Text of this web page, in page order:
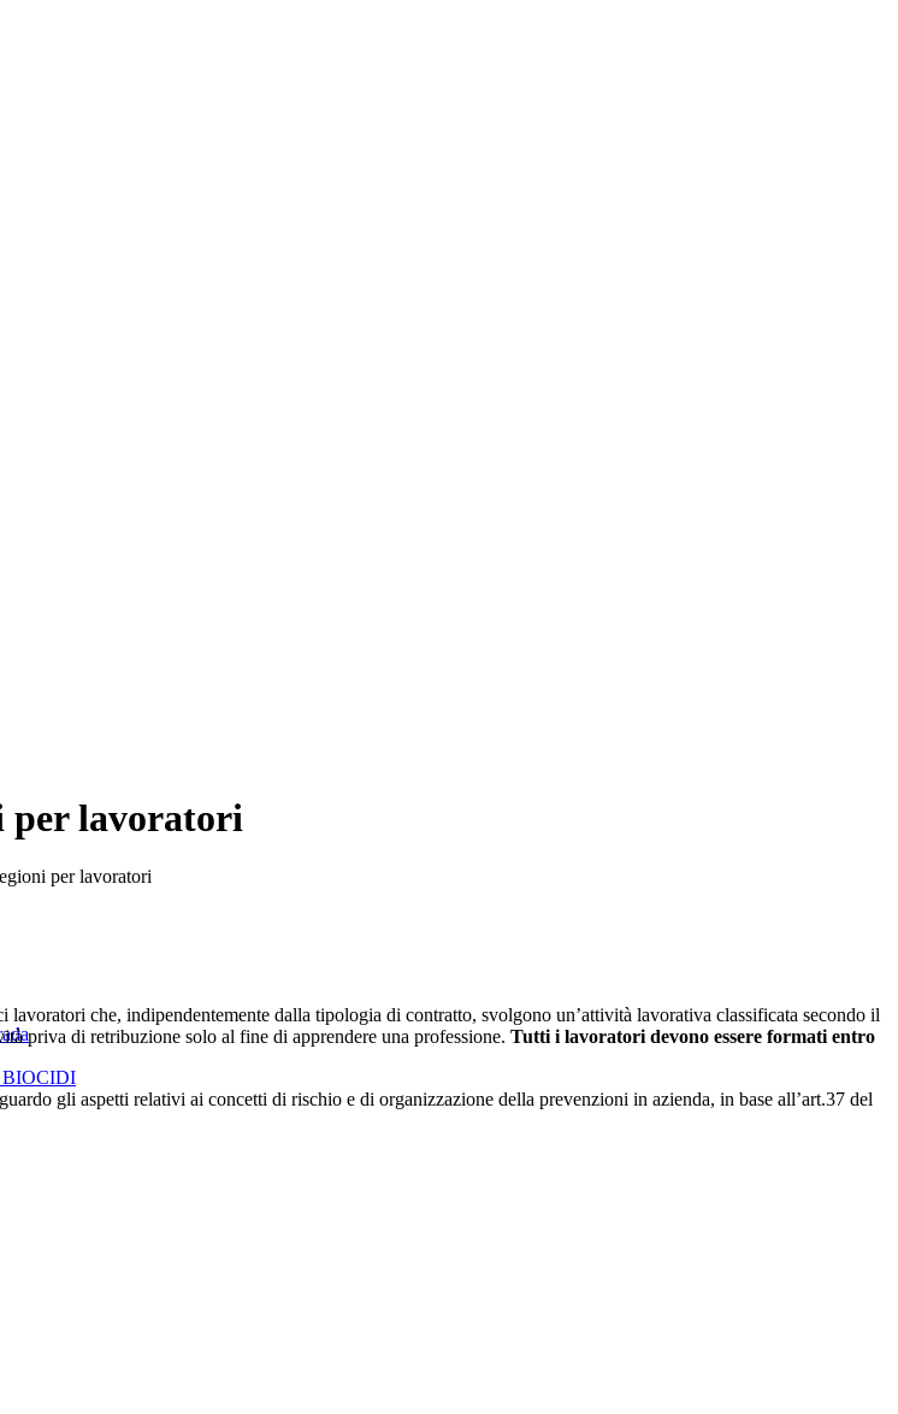
BIOCIDI
per lavoratori
per lavoratori
che, indipendentemente dalla tipologia di contratto, svolgono un’attività lavorativa classificata secondo il
priva di retribuzione solo al fine di apprendere una professione. Tutti i lavoratori devono essere formati entro
gli aspetti relativi ai concetti di rischio e di organizzazione della prevenzioni in azienda, in base all’art.37 del